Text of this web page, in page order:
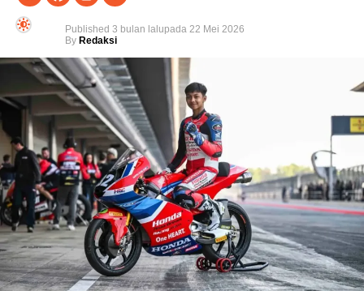
Published 3 bulan lalupada 22 Mei 2026
By Redaksi